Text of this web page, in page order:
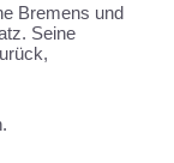
Bremens und
Seine